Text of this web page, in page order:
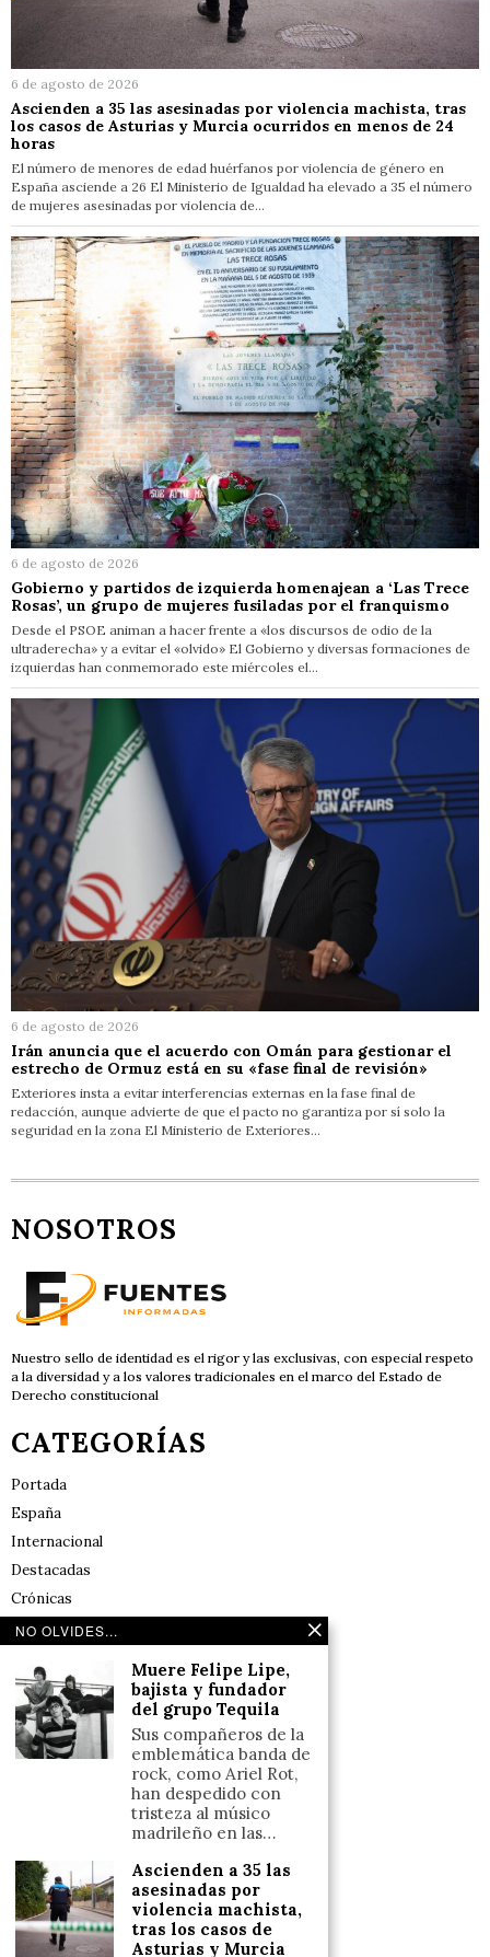
6 de agosto de 2026
Ascienden a 35 las asesinadas por violencia machista, tras
los casos de Asturias y Murcia ocurridos en menos de 24
horas
El número de menores de edad huérfanos por violencia de género en
España asciende a 26 El Ministerio de Igualdad ha elevado a 35 el número
de mujeres asesinadas por violencia de…
6 de agosto de 2026
Gobierno y partidos de izquierda homenajean a ‘Las Trece
Rosas’, un grupo de mujeres fusiladas por el franquismo
Desde el PSOE animan a hacer frente a «los discursos de odio de la
ultraderecha» y a evitar el «olvido» El Gobierno y diversas formaciones de
izquierdas han conmemorado este miércoles el…
6 de agosto de 2026
Irán anuncia que el acuerdo con Omán para gestionar el
estrecho de Ormuz está en su «fase final de revisión»
Exteriores insta a evitar interferencias externas en la fase final de
redacción, aunque advierte de que el pacto no garantiza por sí solo la
seguridad en la zona El Ministerio de Exteriores…
NOSOTROS
Nuestro sello de identidad es el rigor y las exclusivas, con especial respeto
a la diversidad y a los valores tradicionales en el marco del Estado de
Derecho constitucional
CATEGORÍAS
Portada
España
Internacional
Destacadas
Crónicas
Noticias de deportes en España
Reflexiones
LINKS
Política de cookies (UE)
Llámanos
+34633110958
NO OLVIDES...
Muere Felipe Lipe,
bajista y fundador
del grupo Tequila
Sus compañeros de la
emblemática banda de
rock, como Ariel Rot,
han despedido con
tristeza al músico
madrileño en las…
Ascienden a 35 las
asesinadas por
violencia machista,
tras los casos de
Asturias y Murcia